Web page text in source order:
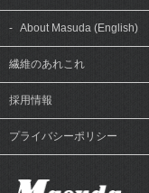
- About Masuda (English)
繊維のあれこれ
採用情報
プライバシーポリシー